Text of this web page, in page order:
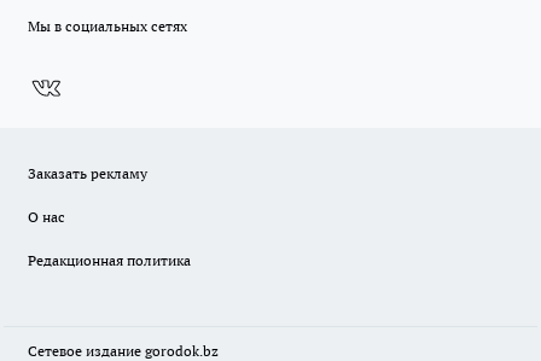
Мы в социальных сетях
Заказать рекламу
О нас
Редакционная политика
Сетевое издание gorodok.bz